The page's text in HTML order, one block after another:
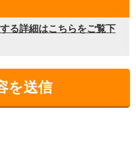
る詳細はこちらをご覧下